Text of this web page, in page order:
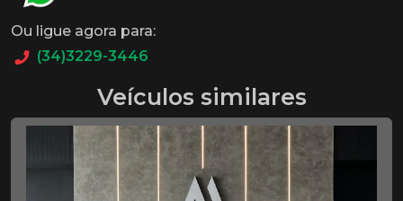
Ou ligue agora para:
(34)3229-3446
Veículos similares